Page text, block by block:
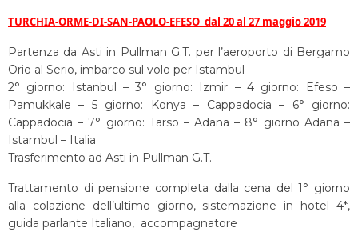
TURCHIA-ORME-DI-SAN-PAOLO-EFESO dal 20 al 27 maggio 2019
Partenza da Asti in Pullman G.T. per l’aeroporto di Bergamo
Orio al Serio, imbarco sul volo per Istambul
2° giorno: Istanbul – 3° giorno: Izmir – 4 giorno: Efeso –
Pamukkale – 5 giorno: Konya – Cappadocia – 6° giorno:
Cappadocia – 7° giorno: Tarso – Adana – 8° giorno Adana –
Istambul – Italia
Trasferimento ad Asti in Pullman G.T.
Trattamento di pensione completa dalla cena del 1° giorno
alla colazione dell’ultimo giorno, sistemazione in hotel 4*,
guida parlante Italiano, accompagnatore